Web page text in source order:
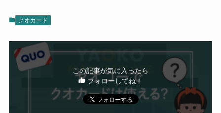
クオカード
この記事が気に入ったら
フォローしてね！